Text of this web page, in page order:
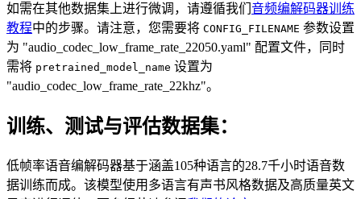
如需在其他数据集上进行微调，请遵循我们 音频编解码器训练
教程中的步骤。请注意，您需要将 CONFIG_FILENAME 参数设置
为 "audio_codec_low_frame_rate_22050.yaml" 配置文件，同时
需将 pretrained_model_name 设置为
"audio_codec_low_frame_rate_22khz"。
训练、测试与评估数据集：
低帧率语音编解码器基于涵盖105种语言的28.7千小时语音数
据训练而成。该模型使用多语言有声书风格数据及高质量英文